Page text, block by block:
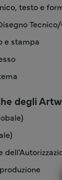
testo e
e stampa
degli